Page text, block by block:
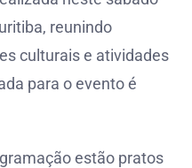
reunindo
culturais e atividades
para o evento é
estão pratos